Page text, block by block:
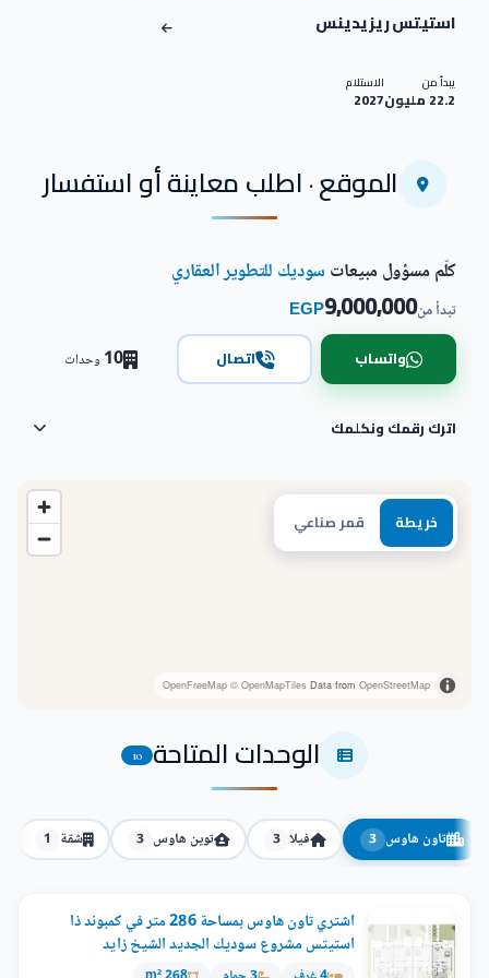
استيتس ريزيدينس
يبدأ من
22.2 مليون
الاستلام
2027
الموقع · اطلب معاينة أو استفسار
خريطة قمر صناعي
OpenFreeMap © OpenMapTiles Data from OpenStreetMap
كلّم مسؤول مبيعات سوديك للتطوير العقاري
تبدأ من9,000,000
EGP
واتساب اتصال 10وحدات
اترك رقمك ونكلمك
الوحدات المتاحة 10
تاون هاوس 3 فيلا 3 توين هاوس 3 شقة 1
اشتري تاون هاوس بمساحة 286 متر في كمبوند ذا
استيتس مشروع سوديك الجديد الشيخ زايد